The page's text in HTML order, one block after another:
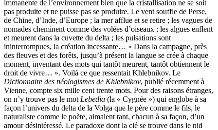
immanente de l’environnement bien que la cristallisation ne se soit
pas pro­duite et ne puisse pas se produire. Le vent souffle de Perse,
de Chine, d’Inde, d’Europe ; la mer afflue et se retire ; les vagues de
nomades cheminent comme des volées d’oiseaux ; les algues enflent
et meurent dans la cuvette du delta ; les pulsations sont
ininterrompues, la création incessante… « Dans la campagne, près
des fleuves et des forêts, jusqu’à présent la langue se crée à chaque
moment, inventant des mots qui tantôt meurent, tantôt obtiennent le
droit de vivre… ». Voilà ce que ressentait Khlebnikov. Le
Dictionnaire des néologismes de Khlebnikov, publié récemment à
Vienne, compte six mille cent trente mots. Pour des raisons étranges,
on n’y trouve pas le motLebedia (la « Cygnée ») qui englobe à sa
façon l’univers du delta de la Volga que le père comme le fils, le
naturaliste comme le poète, aimaient tant, chacun à sa façon, d’un
amour désintéressé. Le paradoxe dont la clé se trouve dans le nid